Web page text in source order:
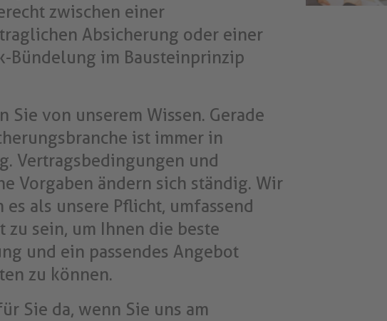
zwischen einer
Absicherung oder einer
Bündelung im Bausteinprinzip
Sie von unserem Wissen. Gerade
ist immer in
Vertragsbedingungen und
Vorgaben ändern sich ständig. Wir
es als unsere Pflicht, umfassend
zu sein, um Ihnen die beste
und ein passendes Angebot
zu können.
Sie da, wenn Sie uns am